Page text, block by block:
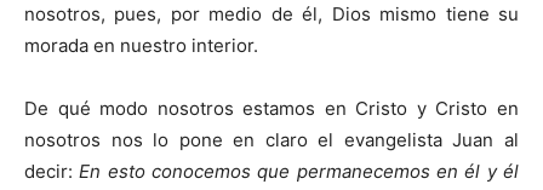
nosotros, pues, por medio de él, Dios mismo tiene su
morada en nuestro interior.
De qué modo nosotros estamos en Cristo y Cristo en
nosotros nos lo pone en claro el evangelista Juan al
decir:En esto conocemos que permanecemos en él y él